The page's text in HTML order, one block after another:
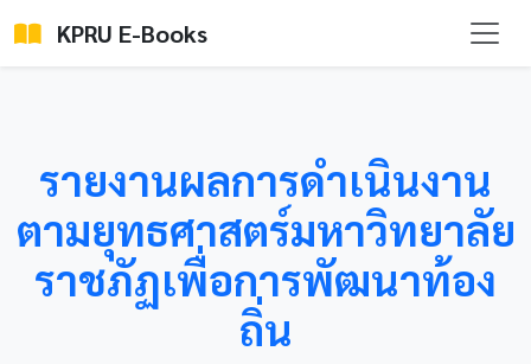
KPRU E-Books
รายงานผลการดำเนินงาน
ตามยุทธศาสตร์มหาวิทยาลัย
ราชภัฏเพื่อการพัฒนาท้อง
ถิ่น